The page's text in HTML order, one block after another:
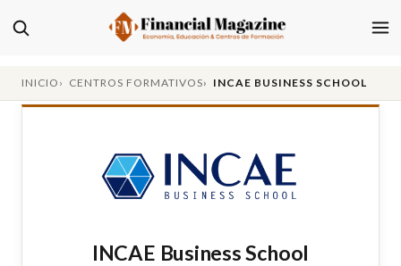
INICIO CENTROS FORMATIVOS INCAE BUSINESS SCHOOL
INCAE Business School